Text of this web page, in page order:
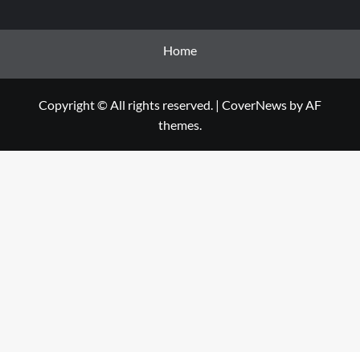
Home
Copyright © All rights reserved. | CoverNews by AF
themes.